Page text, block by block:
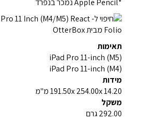
*Apple Pencil נמכר בנפרד
תאימות
iPad Pro 11-inch (M5)
iPad Pro 11-inch (M4)
מידות
191.50x 254.00x 14.20 מ"מ
משקל
292.00 גרם